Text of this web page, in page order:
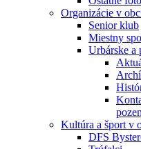
Organizácie v
Senior klub
Miestny
Urbárske a
Kultúra a šport v
DFS